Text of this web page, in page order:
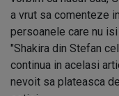
a vrut sa comenteze
persoanele care nu
"Shakira din Stefan
continua in acelasi
nevoit sa plateasca